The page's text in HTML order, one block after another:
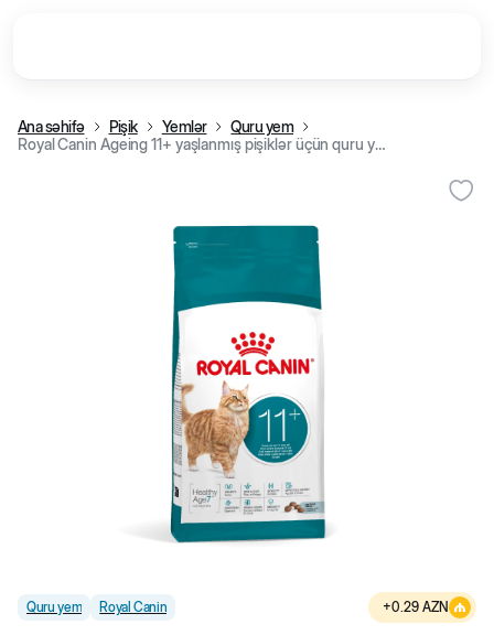
Ana səhifə Pişik Yemlər
Quru yem
Royal Canin Ageing 11+ yaşlanmış pişiklər üçün quru yem, 400 q
Quru yem Royal Canin +0.29 AZN